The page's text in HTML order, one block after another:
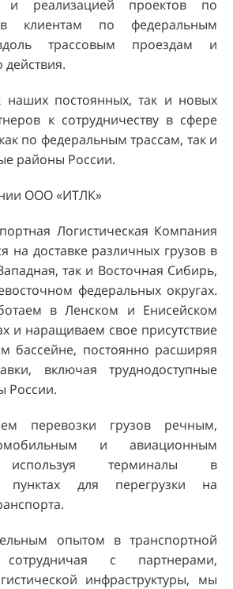
и реализацией проектов по
клиентам по федеральным
трассовым проездам и
наших постоянных, так и новых
к сотрудничеству в сфере
по федеральным трассам, так и
районы России.
ООО «ИТЛК»
Логистическая Компания
на доставке различных грузов в
так и Восточная Сибирь,
федеральных округах.
в Ленском и Енисейском
и наращиваем свое присутствие
бассейне, постоянно расширяя
включая труднодоступные
России.
перевозки грузов речным,
и авиационным
используя терминалы в
пунктах для перегрузки на
опытом в транспортной
с партнерами,
инфраструктуры, мы